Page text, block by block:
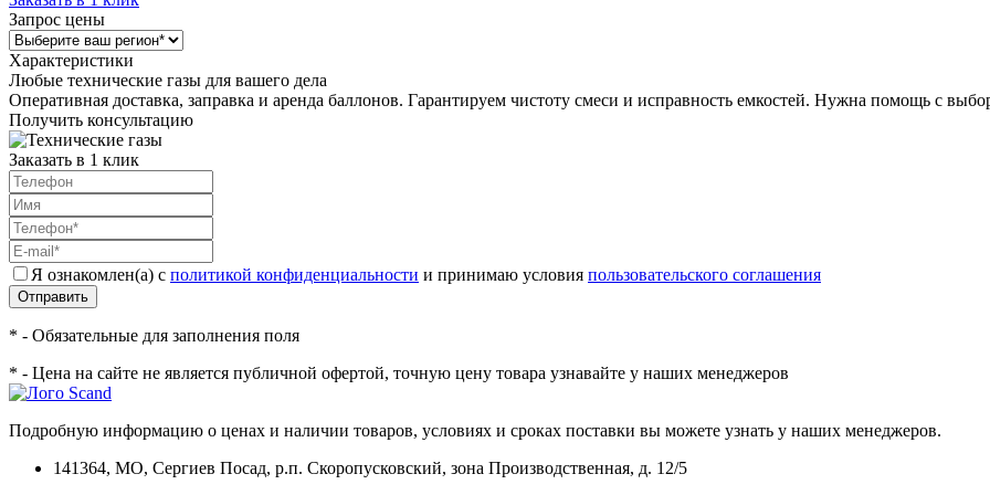
Запрос цены
Характеристики
Любые технические газы для вашего дела
Оперативная доставка, заправка и аренда баллонов. Гарантируем чистоту смеси и исправность емкостей. Нужна помощь с
Получить консультацию
Заказать в 1 клик
Я ознакомлен(а) с политикой конфиденциальности и принимаю условия пользовательского соглашения
Отправить
* - Обязательные для заполнения поля
* - Цена на сайте не является публичной офертой, точную цену товара узнавайте у наших менеджеров
Подробную информацию о ценах и наличии товаров, условиях и сроках поставки вы можете узнать у наших менеджеров.
141364, МО, Сергиев Посад, р.п. Скоропусковский, зона Производственная, д. 12/5